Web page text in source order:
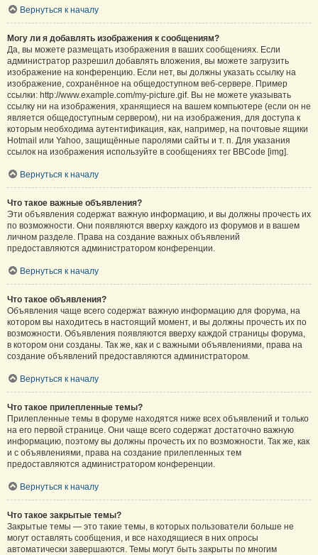
Вернуться к началу
Могу ли я добавлять изображения к сообщениям?
Да, вы можете размещать изображения в ваших сообщениях. Если
администратор разрешил добавлять вложения, вы можете загрузить
изображение на конференцию. Если нет, вы должны указать ссылку на
изображение, сохранённое на общедоступном веб-сервере. Пример
ссылки: http://www.example.com/my-picture.gif. Вы не можете указывать
ссылку ни на изображения, хранящиеся на вашем компьютере (если он не
является общедоступным сервером), ни на изображения, для доступа к
которым необходима аутентификация, как, например, на почтовые ящики
Hotmail или Yahoo, защищённые паролями сайты и т. п. Для указания
ссылок на изображения используйте в сообщениях тег BBCode [img].
Вернуться к началу
Что такое важные объявления?
Эти объявления содержат важную информацию, и вы должны прочесть их
по возможности. Они появляются вверху каждого из форумов и в вашем
личном разделе. Права на создание важных объявлений
предоставляются администратором конференции.
Вернуться к началу
Что такое объявления?
Объявления чаще всего содержат важную информацию для форума, на
котором вы находитесь в настоящий момент, и вы должны прочесть их по
возможности. Объявления появляются вверху каждой страницы форума,
в котором они созданы. Так же, как и с важными объявлениями, права на
создание объявлений предоставляются администратором.
Вернуться к началу
Что такое прилепленные темы?
Прилепленные темы в форуме находятся ниже всех объявлений и только
на его первой странице. Они чаще всего содержат достаточно важную
информацию, поэтому вы должны прочесть их по возможности. Так же, как
и с объявлениями, права на создание прилепленных тем
предоставляются администратором конференции.
Вернуться к началу
Что такое закрытые темы?
Закрытые темы — это такие темы, в которых пользователи больше не
могут оставлять сообщения, и все находящиеся в них опросы
автоматически завершаются. Темы могут быть закрыты по многим